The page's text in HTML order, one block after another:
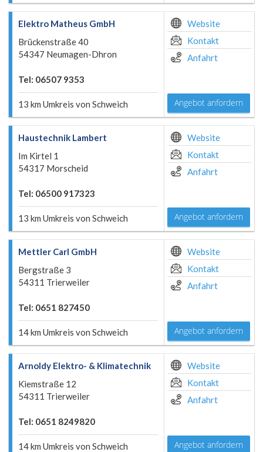
Elektro Matheus GmbH
Brückenstraße 40
54347 Neumagen-Dhron
Tel: 06507 9353
13 km Umkreis von Schweich
Website
Kontakt
Anfahrt
Angebot anfordern
Haustechnik Lambert
Im Kirtel 1
54317 Morscheid
Tel: 06500 917323
13 km Umkreis von Schweich
Website
Kontakt
Anfahrt
Angebot anfordern
Mettler Carl GmbH
Bergstraße 3
54311 Trierweiler
Tel: 0651 827450
14 km Umkreis von Schweich
Website
Kontakt
Anfahrt
Angebot anfordern
Arnoldy Elektro- & Klimatechnik
Kiemstraße 12
54311 Trierweiler
Tel: 0651 8249820
14 km Umkreis von Schweich
Website
Kontakt
Anfahrt
Angebot anfordern